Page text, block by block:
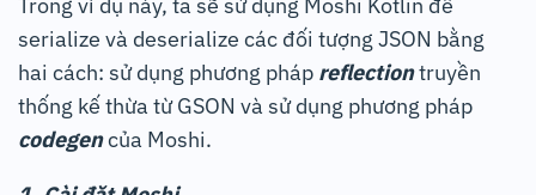
serialize và deserialize các đối tượng JSON bằng
hai cách: sử dụng phương pháp reflectiontruyền
thống kế thừa từ GSON và sử dụng phương pháp
codegencủa Moshi.